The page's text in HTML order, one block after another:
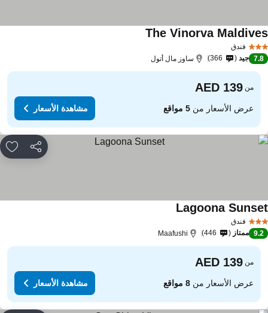
فندق
The Vinorva
7.8 جيد 366 ساوز مال أتول
من
عرض الأسعار من5 مواقع مشاهدة الأسعار
مشاركة
فندق
Lagoona
9.2 ممتاز 446
Maafushi
من
عرض الأسعار من8 مواقع مشاهدة الأسعار